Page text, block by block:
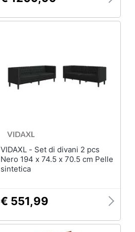
VIDAXL - Set di divani 2 pcs
Nero 194 x 74.5 x 70.5 cm Pelle
sintetica
€ 551,99